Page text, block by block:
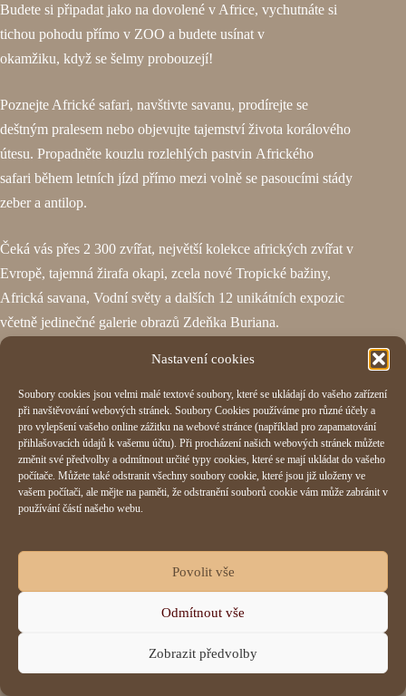
Nastavení cookies
Soubory cookies jsou velmi malé textové soubory, které se ukládají do vašeho zařízení
při navštěvování webových stránek. Soubory Cookies používáme pro různé účely a
pro vylepšení vašeho online zážitku na webové stránce (například pro zapamatování
přihlašovacích údajů k vašemu účtu). Při procházení našich webových stránek můžete
změnit své předvolby a odmítnout určité typy cookies, které se mají ukládat do vašeho
počítače. Můžete také odstranit všechny soubory cookie, které jsou již uloženy ve
vašem počítači, ale mějte na paměti, že odstranění souborů cookie vám může zabránit v
používání částí našeho webu.
Povolit vše
Odmítnout vše
Zobrazit předvolby
Budete si připadat jako na dovolené v Africe, vychutnáte si
tichou pohodu přímo v ZOO a budete usínat v
okamžiku, když se šelmy probouzejí!
Poznejte Africké safari, navštivte savanu, prodírejte se
deštným pralesem nebo objevujte tajemství života korálového
útesu. Propadněte kouzlu rozlehlých pastvin Afrického
safari během letních jízd přímo mezi volně se pasoucími stády
zeber a antilop.
Čeká vás přes 2 300 zvířat, největší kolekce afrických zvířat v
Evropě, tajemná žirafa okapi, zcela nové Tropické bažiny,
Africká savana, Vodní světy a dalších 12 unikátních expozic
včetně jedinečné galerie obrazů Zdeňka Buriana.
Blíž ke zvířatům už to nejde. Na zvířata si tu téměř sáhnete.
Bude vás od nich dělit pouze příkop nebo sklo. Žádné mříže.
Nikdy tu není hlava na hlavě, nemusíte se mačkat. ZOO Dvůr
Králové je totiž mnohem větší, než si myslíte. Kochejte se v
klidu velkými výběhy.
Užijte si zážitkové programy. Připraví vám tu den, na který se